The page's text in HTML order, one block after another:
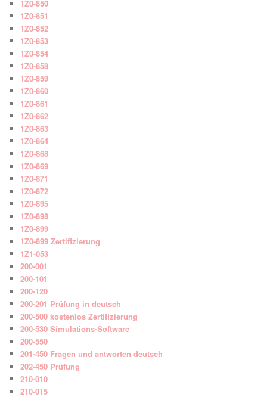
1Z0-850
1Z0-851
1Z0-852
1Z0-853
1Z0-854
1Z0-858
1Z0-859
1Z0-860
1Z0-861
1Z0-862
1Z0-863
1Z0-864
1Z0-868
1Z0-869
1Z0-871
1Z0-872
1Z0-895
1Z0-898
1Z0-899
1Z0-899 Zertifizierung
1Z1-053
200-001
200-101
200-120
200-201 Prüfung in deutsch
200-500 kostenlos Zertifizierung
200-530 Simulations-Software
200-550
201-450 Fragen und antworten deutsch
202-450 Prüfung
210-010
210-015